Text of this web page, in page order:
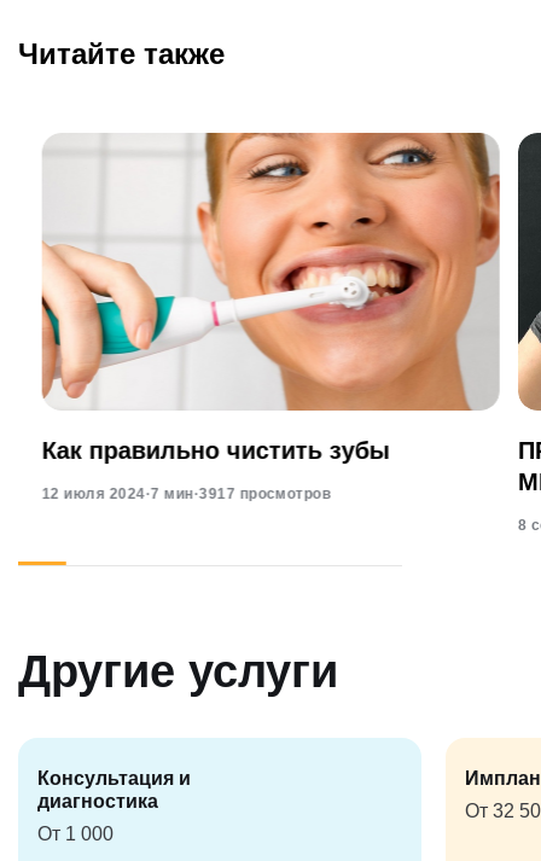
Читайте также
Как правильно чистить зубы
12 июля 2024·7 мин·3917 просмотров
8
Другие услуги
Консультация и
диагностика
От 1 000
От 32